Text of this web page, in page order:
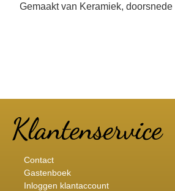
Gemaakt van Keramiek, doorsnede
Contact
Gastenboek
Inloggen klantaccount